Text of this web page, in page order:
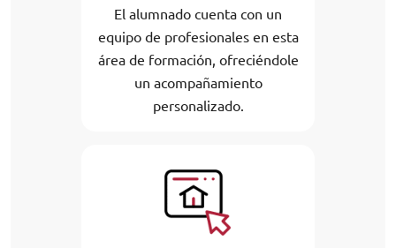
El alumnado cuenta con un
equipo de profesionales en esta
área de formación, ofreciéndole
un acompañamiento
personalizado.